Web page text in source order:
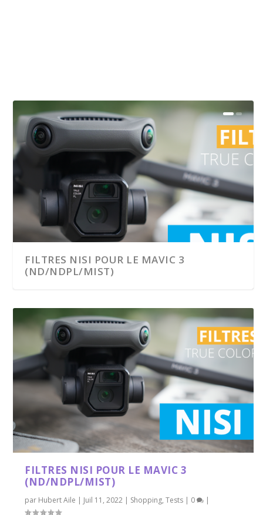
FILTRES NISI POUR LE MAVIC 3
(ND/NDPL/MIST)
TEST COMPLET DU DRONE V-COPTR
FILTRES NISI POUR LE MAVIC 3
(ND/NDPL/MIST)
par Hubert Aile | Juil 11, 2022 | Shopping,Tests | 0 |